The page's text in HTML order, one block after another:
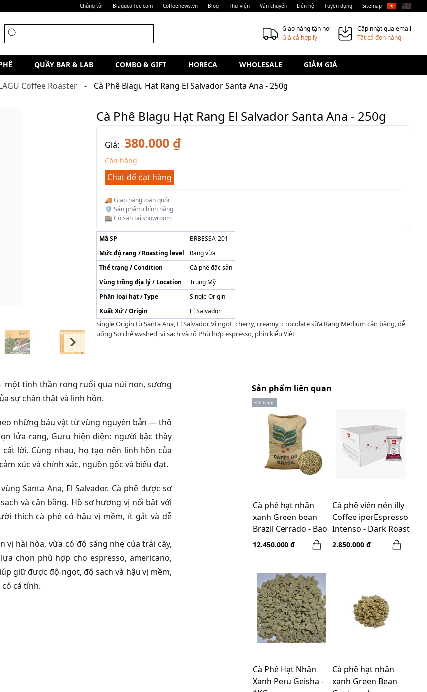
Chúng tôi Blagucoffee.com Coffeenews.vn Blog Thư viện Vận chuyển Liên hệ Tuyển dụng Sitemap 🇻🇳 🇺🇸
Giao hàng tận nơi
Giá cả hợp lý
Cập nhật qua email
Tất cả đơn hàng
QUẦY BAR & LAB COMBO & GIFT HORECA WHOLESALE GIẢM GIÁ
Coffee Roaster Cà Phê Blagu Hạt Rang El Salvador Santa Ana - 250g
Cà Phê Blagu Hạt Rang El Salvador Santa Ana - 250g
Giá: 380.000 ₫
Còn hàng
Chat để đặt hàng
🚚 Giao hàng toàn quốc
🛡️ Sản phẩm chính hãng
🏬 Có sẵn tại showroom
Mã SP
BRBESSA-201
Mức độ rang / Roasting level
Rang vừa
Thể trạng / Condition
Cà phê đặc sản
Vùng trồng địa lý / Location
Trung Mỹ
Phân loại hạt / Type
Single Origin
Xuất Xứ / Origin
El Salvador
Single Origin từ Santa Ana, El Salvador Vị ngọt, cherry, creamy, chocolate sữa Rang Medium cân bằng, dễ
uống Sơ chế washed, vị sạch và rõ Phù hợp espresso, phin kiểu Việt
tinh thần rong ruổi qua núi non, sương
sự chân thật và linh hồn.
những báu vật từ vùng nguyên bản — thô
lửa rang, Guru hiện diện: người bậc thầy
lời. Cùng nhau, họ tạo nên linh hồn của
xúc và chính xác, nguồn gốc và biểu đạt.
Santa Ana, El Salvador. Cà phê được sơ
và cân bằng. Hồ sơ hương vị nổi bật với
thích cà phê có hậu vị mềm, ít gắt và dễ
vị hài hòa, vừa có độ sáng nhẹ của trái cây,
chọn phù hợp cho espresso, americano,
giữ được độ ngọt, độ sạch và hậu vị mềm,
cá tính.
Sản phẩm liên quan
Đặt trước
Cà phê hạt nhân
xanh Green bean
Brazil Cerrado - Bao
30kg
12.450.000 ₫
Cà phê viên nén illy
Coffee iperEspresso
Intenso - Dark Roast
- 100
2.850.000 ₫
Cà Phê Hạt Nhân
Xanh Peru Geisha -
Cà phê hạt nhân
xanh Green Bean